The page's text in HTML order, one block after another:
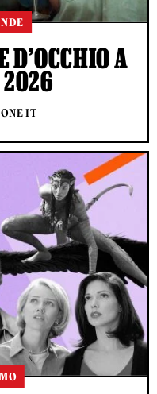
D’OCCHIO A
2026
IT